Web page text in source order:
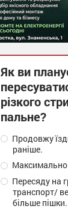
Як ви
різкого
пальне?
Продовжу
раніше.
Пересяду на
транспорт/
більше пішки.